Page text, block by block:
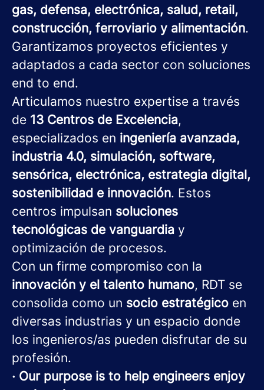
gas, defensa, electrónica, salud, retail,
construcción, ferroviario y alimentación.
Garantizamos proyectos eficientes y
adaptados a cada sector con soluciones
end to end.
Articulamos nuestro expertise a través
de 13 Centros de Excelencia,
especializados en ingeniería avanzada,
industria 4.0, simulación, software,
sensórica, electrónica, estrategia digital,
sostenibilidad e innovación. Estos
centros impulsan soluciones
tecnológicas de vanguardia y
optimización de procesos.
Con un firme compromiso con la
innovación y el talento humano, RDT se
consolida como un socio estratégico en
diversas industrias y un espacio donde
los ingenieros/as pueden disfrutar de su
profesión.
· Our purpose is to help engineers enjoy